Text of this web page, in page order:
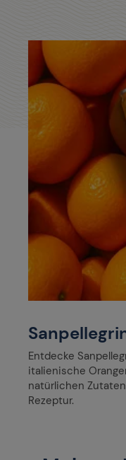
Entdecke
italienische
natürlichen
Rezeptur.